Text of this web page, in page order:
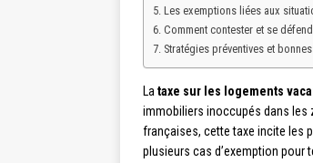
Les exemptions liées aux
Comment contester et se
Stratégies préventives et
La taxe sur les logements
immobiliers inoccupés dans les
françaises, cette taxe incite les
plusieurs cas d’exemption